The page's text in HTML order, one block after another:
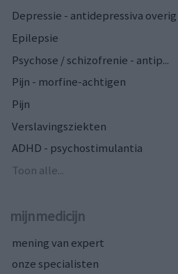
Depressie - antidepressiva overig
Epilepsie
Psychose / schizofrenie - antip...
Pijn - morfine-achtigen
Pijn
Verslavingsziekten
ADHD - psychostimulantia
Toon alle...
mijnmedicijn
mening van expert
onze specialisten